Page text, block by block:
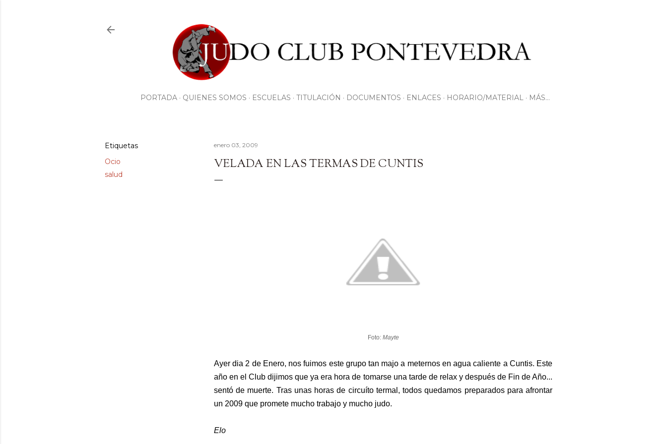
PORTADA QUIENES SOMOS ESCUELAS TITULACIÓN DOCUMENTOS ENLACES HORARIO/MATERIAL MÁS…
Etiquetas
Ocio
salud
enero 03, 2009
VELADA EN LAS TERMAS DE CUNTIS
Foto: Mayte
Ayer dia 2 de Enero, nos fuimos este grupo tan majo a meternos en agua caliente a Cuntis. Este
año en el Club dijimos que ya era hora de tomarse una tarde de relax y después de Fin de Año...
sentó de muerte. Tras unas horas de circuíto termal, todos quedamos preparados para afrontar
un 2009 que promete mucho trabajo y mucho judo.
Elo